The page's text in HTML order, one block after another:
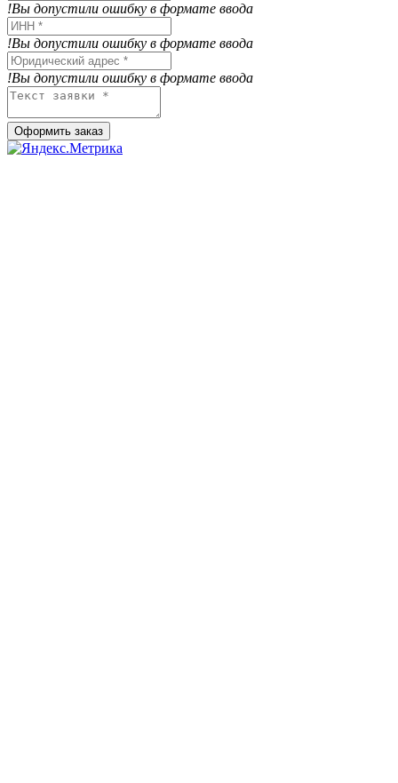
!Вы допустили ошибку в формате ввода
!Вы допустили ошибку в формате ввода
!Вы допустили ошибку в формате ввода
Оформить заказ